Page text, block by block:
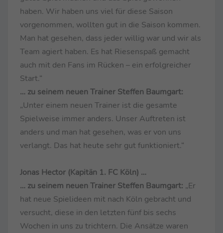
haben. Wir haben uns viel für diese Saison
vorgenommen, wollten gut in die Saison kommen.
Man hat gesehen, dass jeder willig war und wir als
Team agiert haben. Es hat Riesenspaß gemacht
auch mit den Fans im Rücken – ein erfolgreicher
Start.“
… zu seinem neuen Trainer Steffen Baumgart:
„Unter einem neuen Trainer ist die gesamte
Spielweise immer anders. Unser Auftreten ist
anders und man hat gesehen, was er von uns
verlangt. Das hat heute sehr gut funktioniert.“
Jonas Hector (Kapitän 1. FC Köln) …
… zu seinem neuen Trainer Steffen Baumgart: „Er
hat neue Spielideen mit nach Köln gebracht und
versucht, diese in den letzten fünf bis sechs
Wochen in uns zu trichtern. Die Ansätze waren